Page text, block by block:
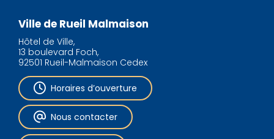
Ville de Rueil Malmaison
Hôtel de Ville,
13 boulevard Foch,
92501 Rueil-Malmaison Cedex
Horaires d’ouverture
Nous contacter